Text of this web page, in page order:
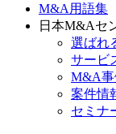
M&A用語集
日本M&Aセ
選ばれ
サービ
M&A事
案件情
セミナ